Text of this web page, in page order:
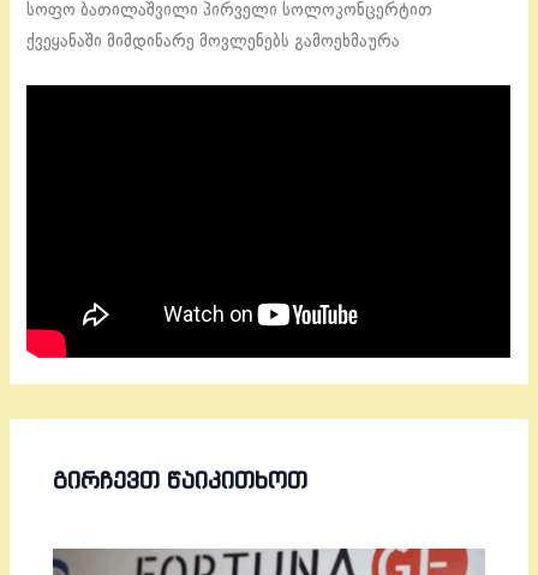
სოფო ბათილაშვილი პირველი სოლოკონცერტით
ქვეყანაში მიმდინარე მოვლენებს გამოეხმაურა
ᲒᲘᲠᲩᲔᲕᲗ ᲬᲐᲘᲙᲘᲗᲮᲝᲗ